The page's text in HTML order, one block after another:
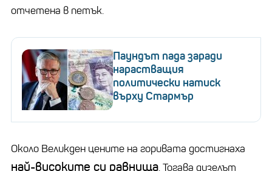
отчетена в петък.
Паундът пада заради
нарастващия
политически натиск
върху Стармър
Около Великден цените на горивата достигнаха
най-високите си равнища. Тогава дизелът